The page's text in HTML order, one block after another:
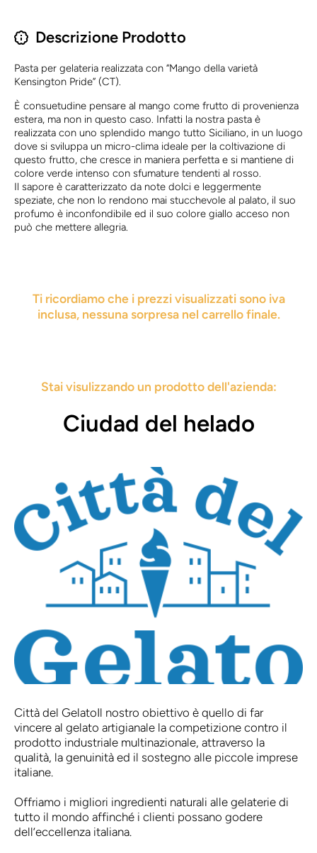
Descrizione Prodotto
Pasta per gelateria realizzata con “Mango della varietà
Kensington Pride” (CT).
È consuetudine pensare al mango come frutto di provenienza
estera, ma non in questo caso. Infatti la nostra pasta è
realizzata con uno splendido mango tutto Siciliano, in un luogo
dove si sviluppa un micro-clima ideale per la coltivazione di
questo frutto, che cresce in maniera perfetta e si mantiene di
colore verde intenso con sfumature tendenti al rosso.
Il sapore è caratterizzato da note dolci e leggermente
speziate, che non lo rendono mai stucchevole al palato, il suo
profumo è inconfondibile ed il suo colore giallo acceso non
può che mettere allegria.
Ti ricordiamo che i prezzi visualizzati sono iva
inclusa, nessuna sorpresa nel carrello finale.
Stai visulizzando un prodotto dell'azienda:
Ciudad del helado
Città del GelatoIl nostro obiettivo è quello di far
vincere al gelato artigianale la competizione contro il
prodotto industriale multinazionale, attraverso la
qualità, la genuinità ed il sostegno alle piccole imprese
italiane.
Offriamo i migliori ingredienti naturali alle gelaterie di
tutto il mondo affinché i clienti possano godere
dell’eccellenza italiana.